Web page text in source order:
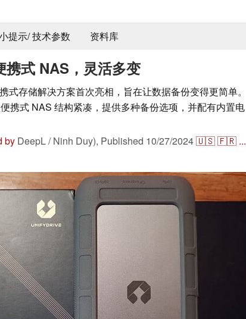
提示/ 技术参数 资料库
式 NAS，灵活多变
式存储解决方案首次亮相，旨在让数据备份变得更简单。
携式 NAS 结构紧凑，提供多种备份选项，并配有内置电
by DeepL / Ninh Duy), Published 10/27/2024🇺🇸🇫🇷 ...